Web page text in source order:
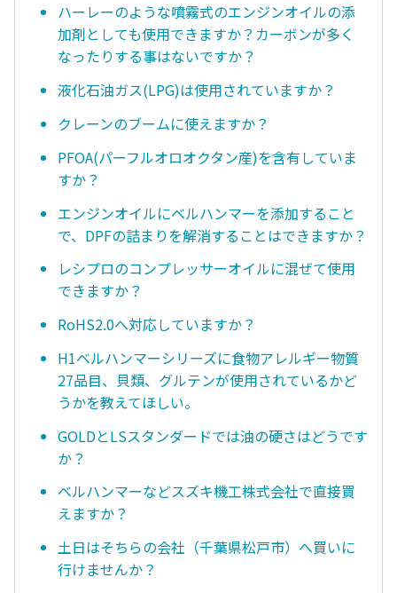
ハーレーのような噴霧式のエンジンオイルの添
加剤としても使用できますか？カーボンが多く
なったりする事はないですか？
液化石油ガス(LPG)は使用されていますか？
クレーンのブームに使えますか？
PFOA(パーフルオロオクタン産)を含有していま
すか？
エンジンオイルにベルハンマーを添加すること
で、DPFの詰まりを解消することはできますか？
レシプロのコンプレッサーオイルに混ぜて使用
できますか？
RoHS2.0へ対応していますか？
H1ベルハンマーシリーズに食物アレルギー物質
27品目、貝類、グルテンが使用されているかど
うかを教えてほしい。
GOLDとLSスタンダードでは油の硬さはどうです
か？
ベルハンマーなどスズキ機工株式会社で直接買
えますか？
土日はそちらの会社（千葉県松戸市）へ買いに
行けませんか？